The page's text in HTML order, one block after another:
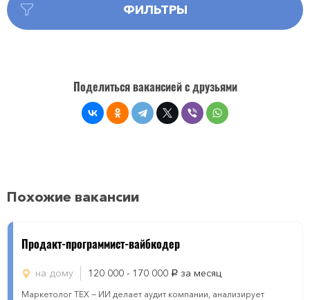
ФИЛЬТРЫ
Поделиться вакансией с друзьями
Похожие вакансии
Продакт-программист-вайбкодер
на дому 120 000 - 170 000 руб. за месяц
Маркетолог ТЕХ — ИИ делает аудит компании, анализирует